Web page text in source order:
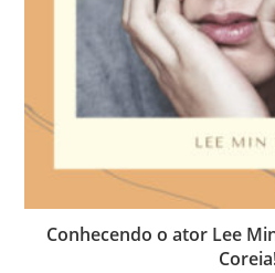
Conhecendo o ator Lee